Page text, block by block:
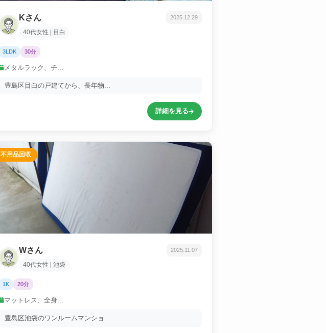
Kさん
40代女性 | 目白
2025.12.29
3LDK 30分
メタルラック、チ...
豊島区目白の戸建てから、長年物...
詳細を見る
不用品回収
Wさん
40代女性 | 池袋
2025.11.07
1K 20分
マットレス、全身...
豊島区池袋のワンルームマンショ...